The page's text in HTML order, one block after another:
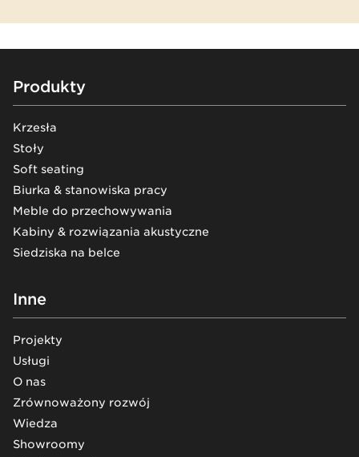
Footer
Produkty
Krzesła
Stoły
Soft seating
Biurka & stanowiska pracy
Meble do przechowywania
Kabiny & rozwiązania akustyczne
Siedziska na belce
Inne
Projekty
Usługi
O nas
Zrównoważony rozwój
Wiedza
Showroomy